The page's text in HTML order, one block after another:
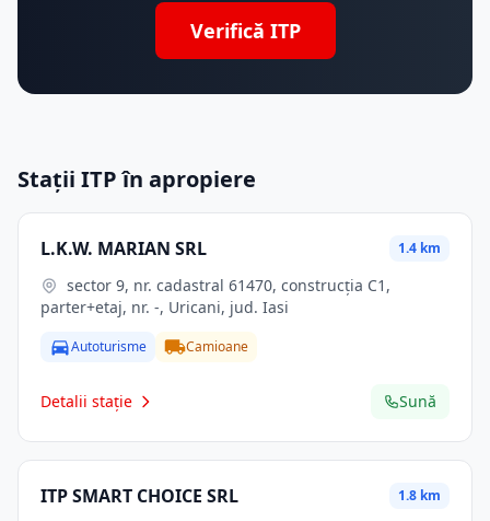
Verifică ITP
Stații ITP în apropiere
L.K.W. MARIAN SRL 1.4 km
parter+etaj, nr. -, Uricani, jud. Iasi
Autoturisme Camioane
Detalii stație Sună
ITP SMART CHOICE SRL 1.8 km